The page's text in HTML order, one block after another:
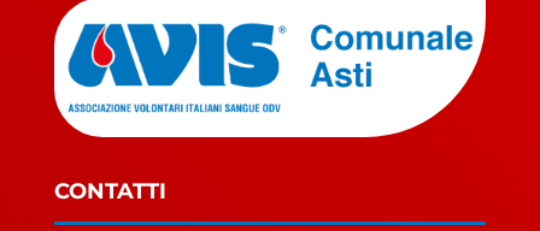
CONTATTI